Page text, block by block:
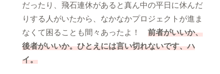
だったり、飛石連休があると真ん中の平日に休んだ
りする人がいたから、なかなかプロジェクトが進ま
なくて困ることも間々あったよ！前者がいいか、
後者がいいか。ひとえには言い切れないです、ハ
イ。